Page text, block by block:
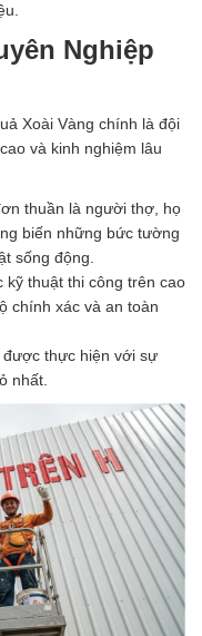
Nghiệp
Xoài Vàng chính là đội
và kinh nghiệm lâu
thuần là người thợ, họ
biến những bức tường
sống động.
kỹ thuật thi công trên cao
chính xác và an toàn
thực hiện với sự
nhất.